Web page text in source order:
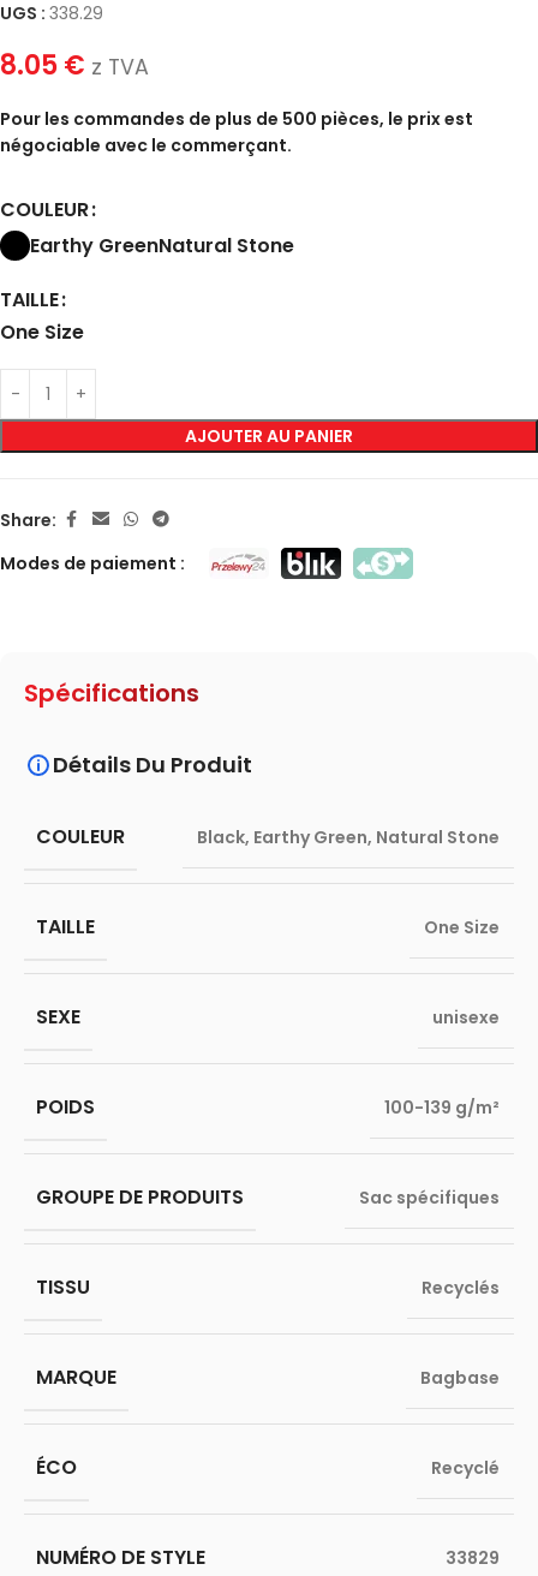
UGS : 338.29
8.05€ z TVA
Pour les commandes de plus de 500 pièces, le prix est
négociable avec le commerçant.
COULEUR
Earthy GreenNatural Stone
TAILLE
One Size
AJOUTER AU PANIER
Share:
Modes de paiement :
Spécifications
Détails Du Produit
COULEUR Black, Earthy Green, Natural Stone
TAILLE One Size
SEXE unisexe
POIDS 100-139 g/m²
GROUPE DE PRODUITS Sac spécifiques
TISSU Recyclés
MARQUE Bagbase
ÉCO Recyclé
NUMÉRO DE STYLE 33829